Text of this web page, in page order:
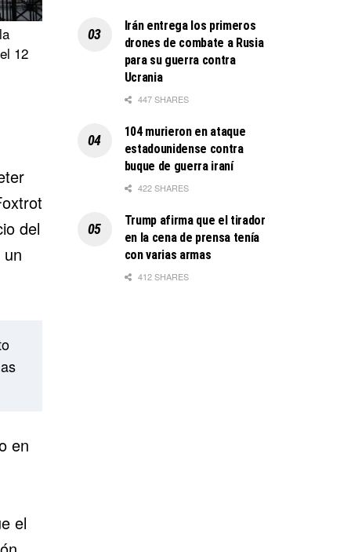
12
del
en
el
Irán entrega los primeros
drones de combate a Rusia
para su guerra contra
Ucrania
447 SHARES
104 murieron en ataque
estadounidense contra
buque de guerra iraní
422 SHARES
Trump afirma que el tirador
en la cena de prensa tenía
con varias armas
412 SHARES